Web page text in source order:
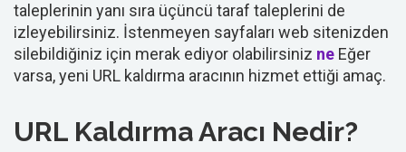
taleplerinin yanı sıra üçüncü taraf taleplerini de
izleyebilirsiniz. İstenmeyen sayfaları web sitenizden
silebildiğiniz için merak ediyor olabilirsiniz ne Eğer
varsa, yeni URL kaldırma aracının hizmet ettiği amaç.
URL Kaldırma Aracı Nedir?